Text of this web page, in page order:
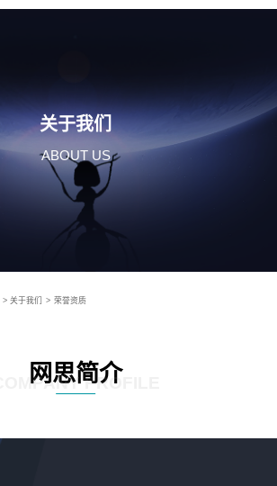
关于我们
ABOUT US
> 关于我们 > 荣誉资质
网思简介
COMPANY PROFILE